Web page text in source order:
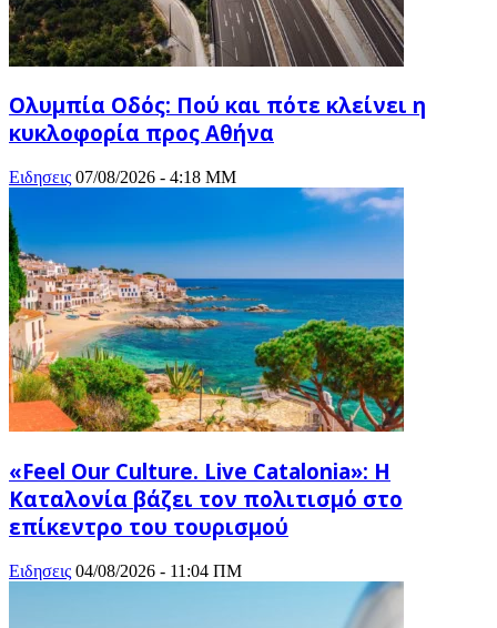
Ολυμπία Οδός: Πού και πότε κλείνει η
κυκλοφορία προς Αθήνα
Ειδησεις 07/08/2026 - 4:18 ΜΜ
«Feel Our Culture. Live Catalonia»: Η
Καταλονία βάζει τον πολιτισμό στο
επίκεντρο του τουρισμού
Ειδησεις 04/08/2026 - 11:04 ΠΜ